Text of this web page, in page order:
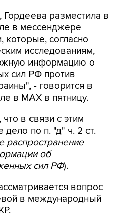
разместила в
в мессенджере
которые, согласно
исследованиям,
информацию о
сил РФ против
- говорится в
в MAX в пятницу.
в связи с этим
по п. "д" ч. 2 ст.
распространение
об
сил РФ).
вопрос
в международный